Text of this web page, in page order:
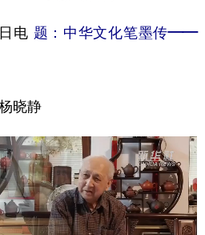
量子 体育
金融 汽车
信息化 数字经济
银龄 溯源中国
电 题：中华文化笔墨传——
晓静